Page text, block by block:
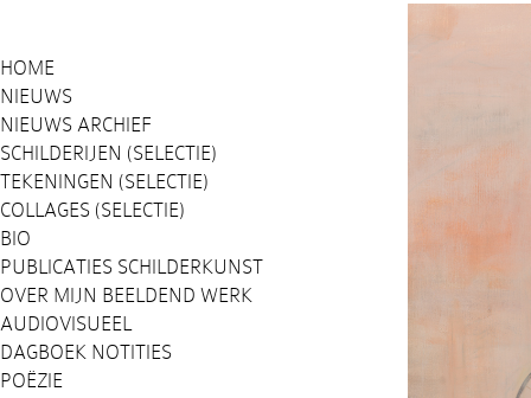
HOME
NIEUWS
NIEUWS ARCHIEF
SCHILDERIJEN (SELECTIE)
TEKENINGEN (SELECTIE)
COLLAGES (SELECTIE)
BIO
PUBLICATIES SCHILDERKUNST
OVER MIJN BEELDEND WERK
AUDIOVISUEEL
DAGBOEK NOTITIES
POËZIE